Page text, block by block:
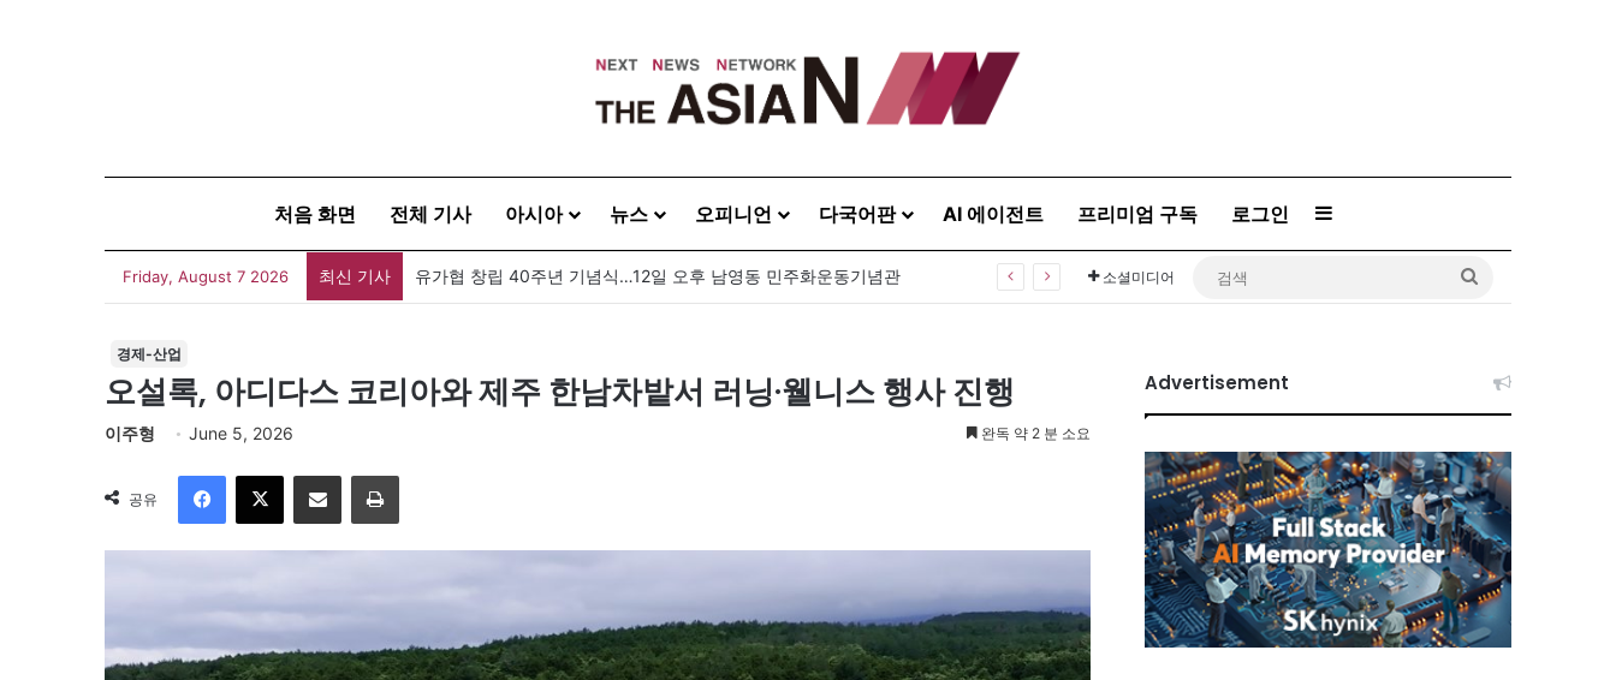
처음 화면 전체 기사 아시아 뉴스 오피니언 다국어판 AI 에이전트 프리미엄 구독 로그인 Sidebar
Friday, August 7 2026 최신 기사 유가협 창립 40주년 기념식…12일 오후 남영동 민주화운동기념관 소셜미디어
경제-산업
오설록, 아디다스 코리아와 제주 한남차밭서 러닝·웰니스 행사 진행
이주형 June 5, 2026 완독 약 2 분 소요
공유
Facebook
X 이메일 인쇄
Advertisement